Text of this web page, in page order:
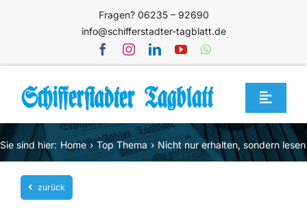
Fragen? 06235 – 92690
info@schifferstadter-tagblatt.de
Toggle
Home
Themen
Blog
Sie sind hier: Home Top Thema Nicht nur erhalten, sondern lesen
zurück